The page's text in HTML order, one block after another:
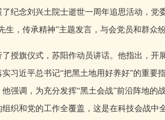
念刘兴土院士逝世一周年追思活动，党
生，传承精神”主题发言，与会党员和群众
旗仪式，苏阳作动员讲话。他指出，开展
实习近平总书记“把黑土地用好养好”的重
他强调，为充分发挥“黑土会战”前沿阵地
组织和党的工作全覆盖，这是在科技会战中